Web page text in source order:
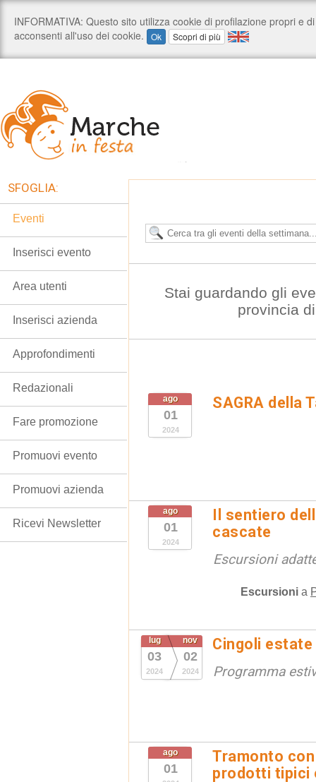
Stai guardando gli
provincia
ago
01
2024
SAGRA della
ago
01
2024
Il sentiero
cascate
Escursioni
Escursioni a
lug
03
2024
nov
02
2024
Cingoli estate
Programma
ago
01
Tramonto
prodotti tipici
SFOGLIA:
Eventi
Inserisci evento
Area utenti
Inserisci azienda
Approfondimenti
Redazionali
Fare promozione
Promuovi evento
Promuovi azienda
Ricevi Newsletter